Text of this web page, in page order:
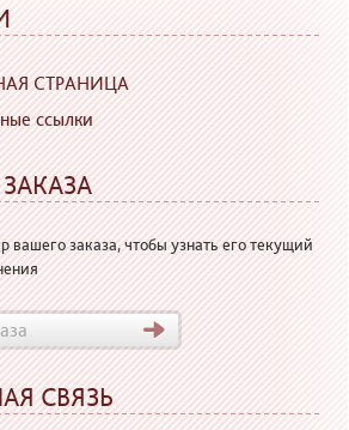
СТРАНИЦА
ссылки
вашего заказа, чтобы узнать его текущий
СВЯЗЬ